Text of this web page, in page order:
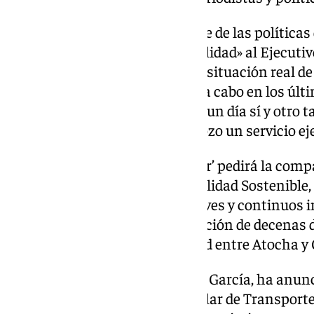
En este contexto, la responsable de las
andaluz ha «exigido responsabilidad» al
reclamado que «nos explique la situación real
qué inversiones se han llevado a cabo en los
evitar que los españoles sufran un día sí y otro
que es el ministro que ha destrozo un servicio
El grupo parlamentario ‘popular’ pedirá la
ministro de Transportes y Movilidad
para que informe sobre los «graves y
nacional, después de la cancelación de
causa de un incidente en Madrid entre Atocha
La portavoz en el Senado, Alicia García, ha
comparecencia urgente del titular de